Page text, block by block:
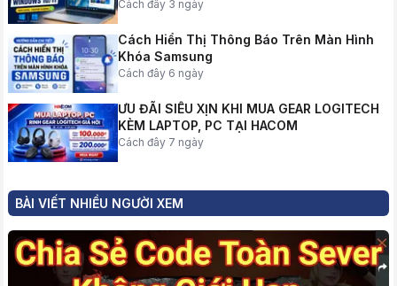
Cách đây 3 ngày
Cách Hiển Thị Thông Báo Trên Màn Hình
Khóa Samsung
Cách đây 6 ngày
ƯU ĐÃI SIÊU XỊN KHI MUA GEAR LOGITECH
KÈM LAPTOP, PC TẠI HACOM
Cách đây 7 ngày
BÀI VIẾT NHIỀU NGƯỜI XEM